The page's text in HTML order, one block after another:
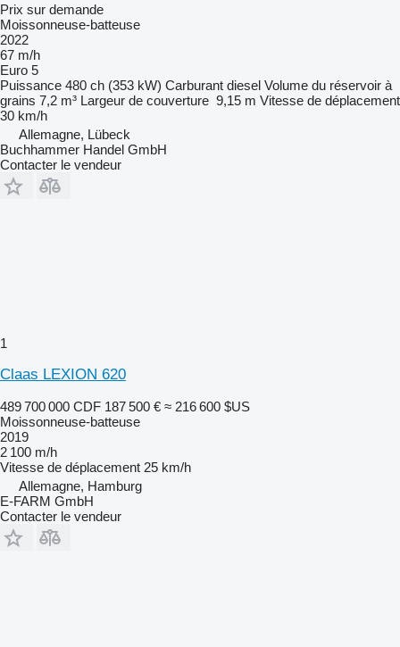
Prix sur demande
Moissonneuse-batteuse
2022
67 m/h
Euro 5
Puissance 480 ch (353 kW) Carburant diesel Volume du réservoir à
grains 7,2 m³ Largeur de couverture 9,15 m Vitesse de déplacement
30 km/h
Allemagne, Lübeck
Buchhammer Handel GmbH
Contacter le vendeur
1
Claas LEXION 620
489 700 000 CDF 187 500 € ≈ 216 600 $US
Moissonneuse-batteuse
2019
2 100 m/h
Vitesse de déplacement 25 km/h
Allemagne, Hamburg
E-FARM GmbH
Contacter le vendeur